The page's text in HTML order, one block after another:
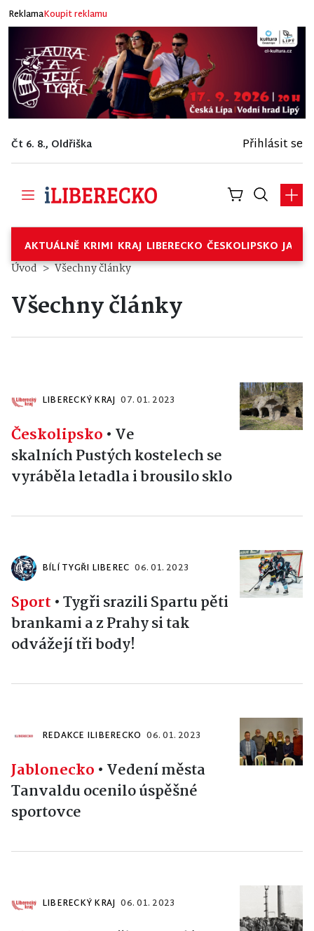
ReklamaKoupit reklamu
Čt 6. 8., Oldřiška Přihlásit se
AKTUÁLNĚ KRIMI KRAJ LIBERECKO ČESKOLIPSKO
Úvod Všechny články
Všechny články
LIBERECKÝ KRAJ 07. 01. 2023
Českolipsko • Ve
skalních Pustých kostelech se
vyráběla letadla i brousilo sklo
BÍLÍ TYGŘI LIBEREC 06. 01. 2023
Sport •Tygři srazili Spartu pěti
brankami a z Prahy si tak
odvážejí tři body!
REDAKCE ILIBERECKO 06. 01. 2023
Jablonecko • Vedení města
Tanvaldu ocenilo úspěšné
sportovce
LIBERECKÝ KRAJ 06. 01. 2023